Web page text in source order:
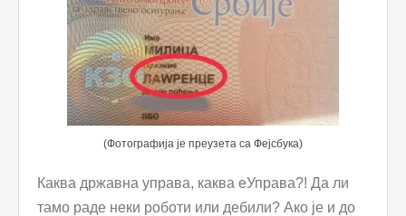
(Фотографија је преузета са Фејсбука)
Кaква државна управа, каква еУправа?! Да ли
тамо раде неки роботи или дебили? Ако је и до